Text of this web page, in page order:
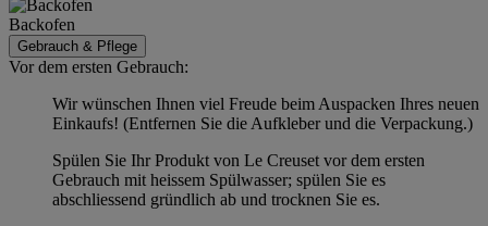
Backofen
Gebrauch & Pflege
Vor dem ersten Gebrauch:
Wir wünschen Ihnen viel Freude beim Auspacken Ihres neuen
Einkaufs! (Entfernen Sie die Aufkleber und die Verpackung.)
Spülen Sie Ihr Produkt von Le Creuset vor dem ersten
Gebrauch mit heissem Spülwasser; spülen Sie es
abschliessend gründlich ab und trocknen Sie es.